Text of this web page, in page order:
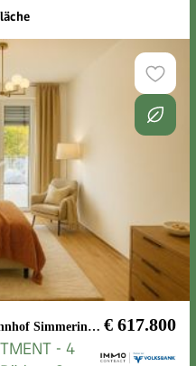
Prater, Löwygrube € 617.800
- 4